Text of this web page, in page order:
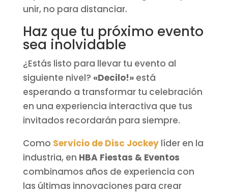
unir, no para distanciar.
Haz que tu próximo evento
sea inolvidable
¿Estás listo para llevar tu evento al
siguiente nivel? «Decilo!»está
esperando a transformar tu celebración
en una experiencia interactiva que tus
invitados recordarán para siempre.
Como Servicio de Disc Jockeylíder en la
industria, en HBA Fiestas & Eventos
combinamos años de experiencia con
las últimas innovaciones para crear